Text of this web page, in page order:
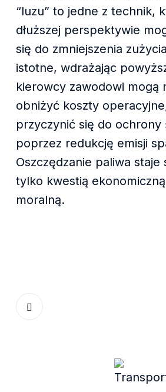
“luzu” to jedne z technik,
dłuższej perspektywie
się do zmniejszenia
istotne, wdrażając
kierowcy zawodowi mogą
obniżyć koszty
przyczynić się do ochrony
poprzez redukcję emisji
Oszczędzanie paliwa staje
tylko kwestią
moralną.